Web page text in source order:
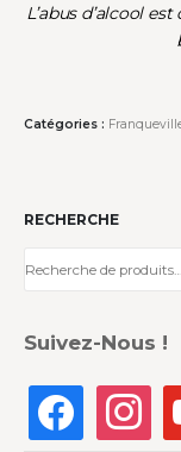
L’abus d’alcool
Catégories :
RECHERCHE
Suivez-Nous !